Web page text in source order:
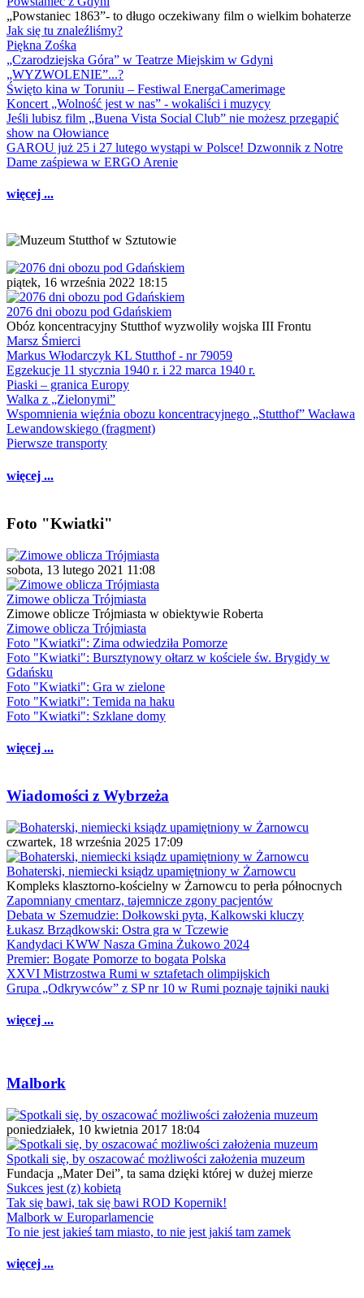
„Powstaniec 1863”- to długo oczekiwany film o wielkim bohaterze
Jak się tu znaleźliśmy?
Piękna Zośka
„Czarodziejska Góra” w Teatrze Miejskim w Gdyni
„WYZWOLENIE”...?
Święto kina w Toruniu – Festiwal EnergaCamerimage
Koncert „Wolność jest w nas” - wokaliści i muzycy
Jeśli lubisz film „Buena Vista Social Club” nie możesz przegapić
show na Ołowiance
GAROU już 25 i 27 lutego wystąpi w Polsce! Dzwonnik z Notre
Dame zaśpiewa w ERGO Arenie
więcej ...
piątek, 16 września 2022 18:15
2076 dni obozu pod Gdańskiem
Obóz koncentracyjny Stutthof wyzwoliły wojska III Frontu
Marsz Śmierci
Markus Włodarczyk KL Stutthof - nr 79059
Egzekucje 11 stycznia 1940 r. i 22 marca 1940 r.
Piaski – granica Europy
Walka z „Zielonymi”
Wspomnienia więźnia obozu koncentracyjnego „Stutthof” Wacława
Lewandowskiego (fragment)
Pierwsze transporty
więcej ...
Foto "Kwiatki"
sobota, 13 lutego 2021 11:08
Zimowe oblicza Trójmiasta
Zimowe oblicze Trójmiasta w obiektywie Roberta
Zimowe oblicza Trójmiasta
Foto "Kwiatki": Zima odwiedziła Pomorze
Foto "Kwiatki": Bursztynowy ołtarz w kościele św. Brygidy w
Gdańsku
Foto "Kwiatki": Gra w zielone
Foto "Kwiatki": Temida na haku
Foto "Kwiatki": Szklane domy
więcej ...
Wiadomości z Wybrzeża
czwartek, 18 września 2025 17:09
Bohaterski, niemiecki ksiądz upamiętniony w Żarnowcu
Kompleks klasztorno-kościelny w Żarnowcu to perła północnych
Zapomniany cmentarz, tajemnicze zgony pacjentów
Debata w Szemudzie: Dołkowski pyta, Kalkowski kluczy
Łukasz Brządkowski: Ostra gra w Tczewie
Kandydaci KWW Nasza Gmina Żukowo 2024
Premier: Bogate Pomorze to bogata Polska
XXVI Mistrzostwa Rumi w sztafetach olimpijskich
Grupa „Odkrywców” z SP nr 10 w Rumi poznaje tajniki nauki
więcej ...
Malbork
poniedziałek, 10 kwietnia 2017 18:04
Spotkali się, by oszacować możliwości założenia muzeum
Fundacja „Mater Dei”, ta sama dzięki której w dużej mierze
Sukces jest (z) kobietą
Tak się bawi, tak się bawi ROD Kopernik!
Malbork w Europarlamencie
To nie jest jakieś tam miasto, to nie jest jakiś tam zamek
więcej ...